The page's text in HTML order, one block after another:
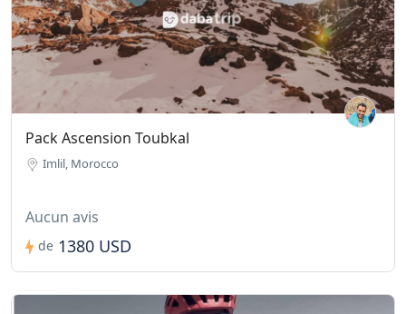
Pack Ascension Toubkal
Imlil, Morocco
Aucun avis
de 1380 USD